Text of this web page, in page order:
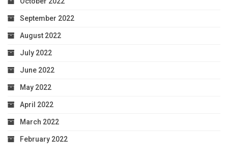
September 2022
August 2022
July 2022
June 2022
May 2022
April 2022
March 2022
February 2022